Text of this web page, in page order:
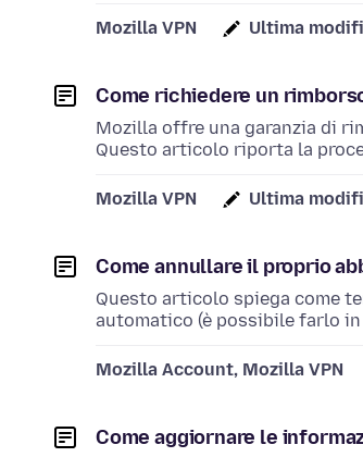
Mozilla VPN Ultima
Come richiedere un
Mozilla offre una garanzia di
Questo articolo riporta la
Mozilla VPN Ultima
Come annullare il proprio
Questo articolo spiega come
automatico (è possibile farlo
Mozilla Account, Mozilla VPN
Come aggiornare le